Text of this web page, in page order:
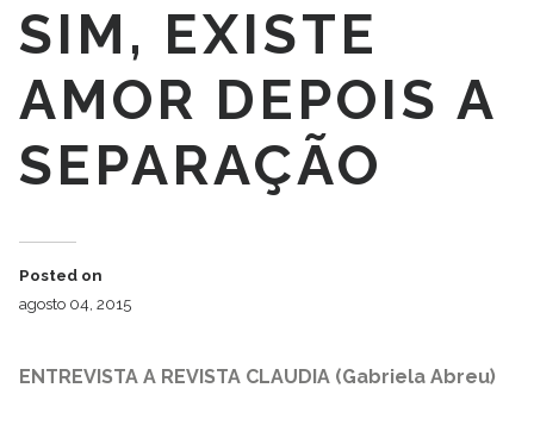
SIM, EXISTE
AMOR DEPOIS A
SEPARAÇÃO
Posted on
agosto 04, 2015
ENTREVISTA A REVISTA CLAUDIA (Gabriela Abreu)